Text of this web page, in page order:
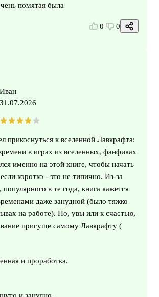
помятая была
0 0
Иван
31.07.2026
прикоснуться к вселенной Лавкрафта:
в играх из вселенных, фанфиках
именно на этой книге, чтобы начать
коротко - это не типично. Из-за
популярного в те года, книга кажется
даже занудной (было тяжко
на работе). Но, увы или к счастью,
присуще самому Лавкрафту (
и проработка.
и занудно.